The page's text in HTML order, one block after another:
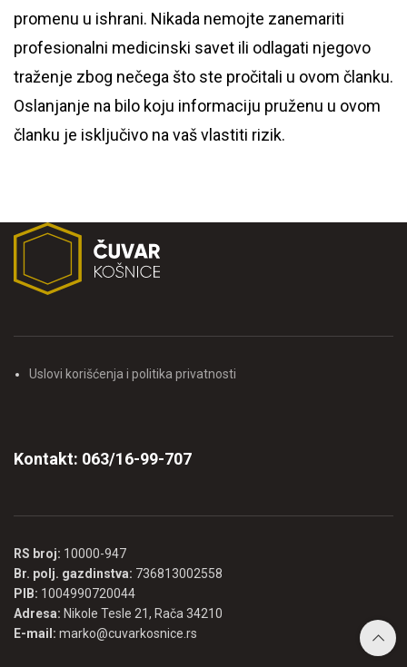
promenu u ishrani. Nikada nemojte zanemariti
profesionalni medicinski savet ili odlagati njegovo
traženje zbog nečega što ste pročitali u ovom članku.
Oslanjanje na bilo koju informaciju pruženu u ovom
članku je isključivo na vaš vlastiti rizik.
Uslovi korišćenja i politika privatnosti
Kontakt: 063/16-99-707
RS broj: 10000-947
Br. polj. gazdinstva: 736813002558
PIB: 1004990720044
Adresa: Nikole Tesle 21, Rača 34210
E-mail: marko@cuvarkosnice.rs